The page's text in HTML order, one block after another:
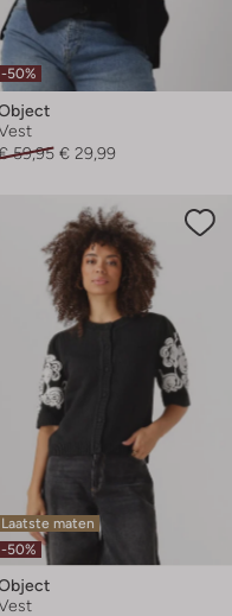
-50%
59,95 € 29,99
Laatste maten
-50%